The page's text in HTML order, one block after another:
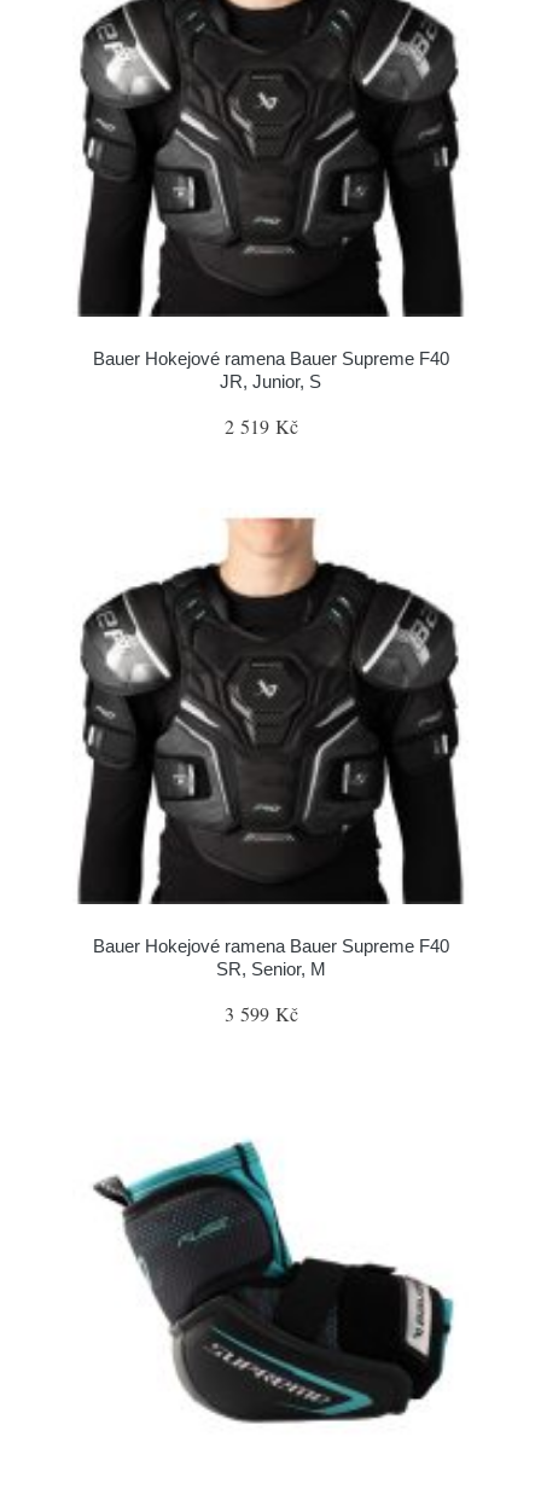
Bauer Hokejové ramena Bauer Supreme F40
JR, Junior, S
2 519 Kč
Bauer Hokejové ramena Bauer Supreme F40
SR, Senior, M
3 599 Kč